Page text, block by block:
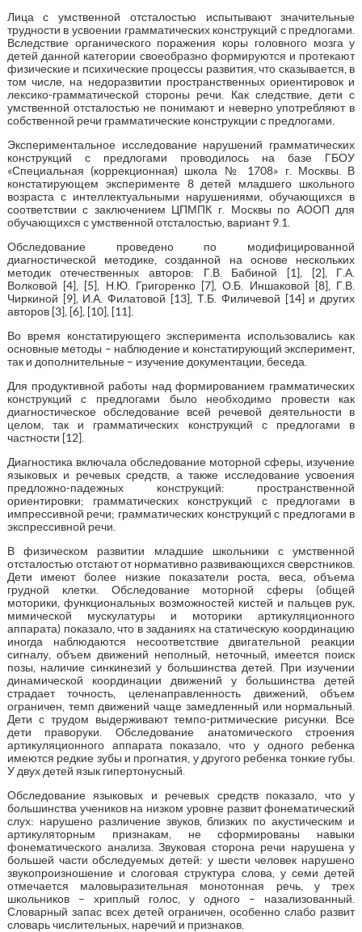
Лица с умственной отсталостью испытывают значительные
трудности в усвоении грамматических конструкций с предлогами.
Вследствие органического поражения коры головного мозга у
детей данной категории своеобразно формируются и протекают
физические и психические процессы развития, что сказывается, в
том числе, на недоразвитии пространственных ориентировок и
лексико-грамматической стороны речи. Как следствие, дети с
умственной отсталостью не понимают и неверно употребляют в
собственной речи грамматические конструкции с предлогами.
Экспериментальное исследование нарушений грамматических
конструкций с предлогами проводилось на базе ГБОУ
«Специальная (коррекционная) школа № 1708» г. Москвы. В
констатирующем эксперименте 8 детей младшего школьного
возраста с интеллектуальными нарушениями, обучающихся в
соответствии с заключением ЦПМПК г. Москвы по АООП для
обучающихся с умственной отсталостью, вариант 9.1.
Обследование проведено по модифицированной
диагностической методике, созданной на основе нескольких
методик отечественных авторов: Г.В. Бабиной [1], [2], Г.А.
Волковой [4], [5], Н.Ю. Григоренко [7], О.Б. Иншаковой [8], Г.В.
Чиркиной [9], И.А. Филатовой [13], Т.Б. Филичевой [14] и других
авторов [3], [6], [10], [11].
Во время констатирующего эксперимента использовались как
основные методы – наблюдение и констатирующий эксперимент,
так и дополнительные – изучение документации, беседа.
Для продуктивной работы над формированием грамматических
конструкций с предлогами было необходимо провести как
диагностическое обследование всей речевой деятельности в
целом, так и грамматических конструкций с предлогами в
частности [12].
Диагностика включала обследование моторной сферы, изучение
языковых и речевых средств, а также исследование усвоения
предложно-падежных конструкций: пространственной
ориентировки; грамматических конструкций с предлогами в
импрессивной речи; грамматических конструкций с предлогами в
экспрессивной речи.
В физическом развитии младшие школьники с умственной
отсталостью отстают от нормативно развивающихся сверстников.
Дети имеют более низкие показатели роста, веса, объема
грудной клетки. Обследование моторной сферы (общей
моторики, функциональных возможностей кистей и пальцев рук,
мимической мускулатуры и моторики артикуляционного
аппарата) показало, что в заданиях на статическую координацию
иногда наблюдаются несоответствие двигательной реакции
сигналу, объем движений неполный, неточный, имеется поиск
позы, наличие синкинезий у большинства детей. При изучении
динамической координации движений у большинства детей
страдает точность, целенаправленность движений, объем
ограничен, темп движений чаще замедленный или нормальный.
Дети с трудом выдерживают темпо-ритмические рисунки. Все
дети праворуки. Обследование анатомического строения
артикуляционного аппарата показало, что у одного ребенка
имеются редкие зубы и прогнатия, у другого ребенка тонкие губы.
У двух детей язык гипертонусный.
Обследование языковых и речевых средств показало, что у
большинства учеников на низком уровне развит фонематический
слух: нарушено различение звуков, близких по акустическим и
артикуляторным признакам, не сформированы навыки
фонематического анализа. Звуковая сторона речи нарушена у
большей части обследуемых детей: у шести человек нарушено
звукопроизношение и слоговая структура слова, у семи детей
отмечается маловыразительная монотонная речь, у трех
школьников – хриплый голос, у одного – назализованный.
Словарный запас всех детей ограничен, особенно слабо развит
словарь числительных, наречий и признаков.